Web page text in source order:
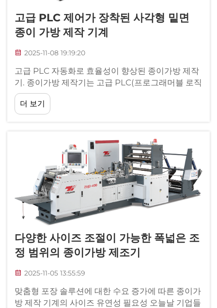
고급 PLC 제어가 장착된 사각형 밑면
종이 가방 제작 기계
2025-11-08 19:19:20
고급 PLC 자동화로 효율성이 향상된 종이가방 제작
기. 종이가방 제작기는 고급 PLC(프로그래머블 로직
컨트롤러)와 자동화 시스템을 통해 현대 종이가방 제
작기의 기술적 기반을 형성하며, 상당한 수준으로...
더 보기
다양한 사이즈 조절이 가능한 폭넓은 조
정 범위의 종이가방 제조기
2025-11-05 13:55:59
맞춤형 포장 솔루션에 대한 수요 증가에 따른 종이가
방 제작 기계의 사이즈 유연성 필요성 오늘날 기업들